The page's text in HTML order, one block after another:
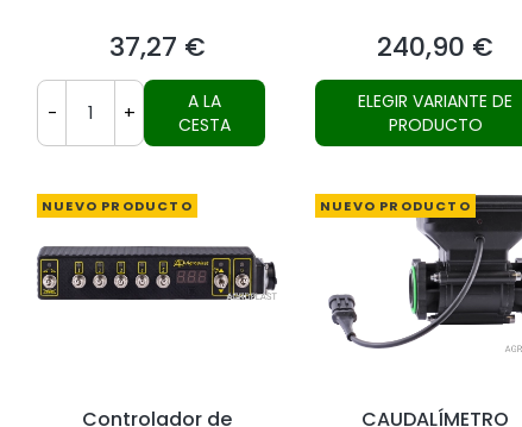
Precio
37,27 €
- +
A LA
CESTA
Precio
240,90 €
ELEGIR VARIANTE DE
PRODUCTO
NUEVO PRODUCTO
Controlador de
NUEVO PRODUCTO
CAUDALÍMETRO